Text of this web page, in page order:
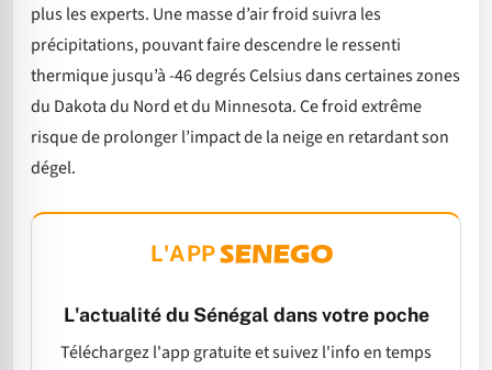
plus les experts. Une masse d’air froid suivra les
précipitations, pouvant faire descendre le ressenti
thermique jusqu’à -46 degrés Celsius dans certaines zones
du Dakota du Nord et du Minnesota. Ce froid extrême
risque de prolonger l’impact de la neige en retardant son
dégel.
L'APP
L'actualité du Sénégal dans votre poche
Téléchargez l'app gratuite et suivez l'info en temps